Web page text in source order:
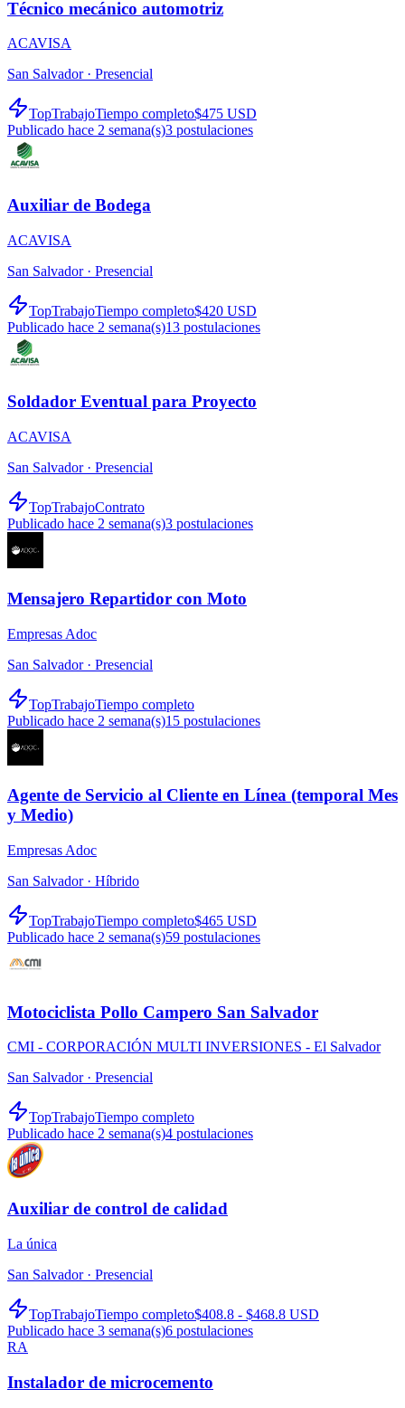
Técnico mecánico automotriz
ACAVISA
San Salvador · Presencial
TopTrabajoTiempo completo$475 USD
Publicado hace 2 semana(s)3 postulaciones
Auxiliar de Bodega
ACAVISA
San Salvador · Presencial
TopTrabajoTiempo completo$420 USD
Publicado hace 2 semana(s)13 postulaciones
Soldador Eventual para Proyecto
ACAVISA
San Salvador · Presencial
TopTrabajoContrato
Publicado hace 2 semana(s)3 postulaciones
Mensajero Repartidor con Moto
Empresas Adoc
San Salvador · Presencial
TopTrabajoTiempo completo
Publicado hace 2 semana(s)15 postulaciones
Agente de Servicio al Cliente en Línea (temporal Mes
y Medio)
Empresas Adoc
San Salvador · Híbrido
TopTrabajoTiempo completo$465 USD
Publicado hace 2 semana(s)59 postulaciones
Motociclista Pollo Campero San Salvador
CMI - CORPORACIÓN MULTI INVERSIONES - El Salvador
San Salvador · Presencial
TopTrabajoTiempo completo
Publicado hace 2 semana(s)4 postulaciones
Auxiliar de control de calidad
La única
San Salvador · Presencial
TopTrabajoTiempo completo$408.8 - $468.8 USD
Publicado hace 3 semana(s)6 postulaciones
RA
Instalador de microcemento